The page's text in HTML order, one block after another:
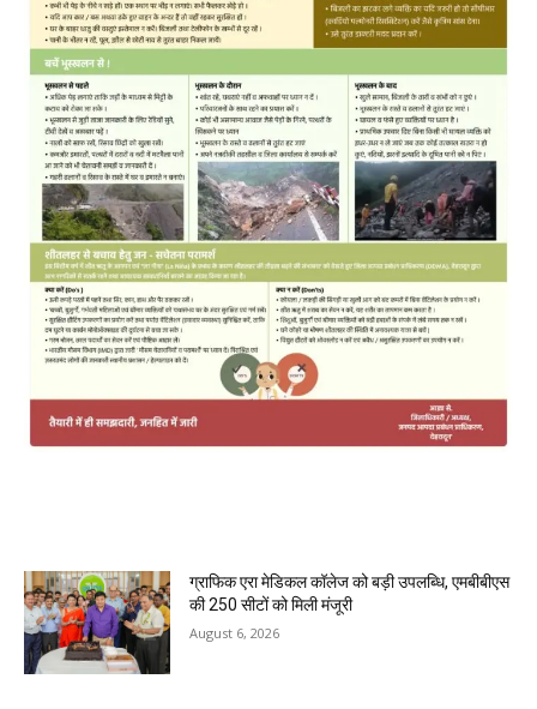
ग्राफिक एरा मेडिकल कॉलेज को बड़ी उपलब्धि, एमबीबीएस
की 250 सीटों को मिली मंजूरी
August 6, 2026